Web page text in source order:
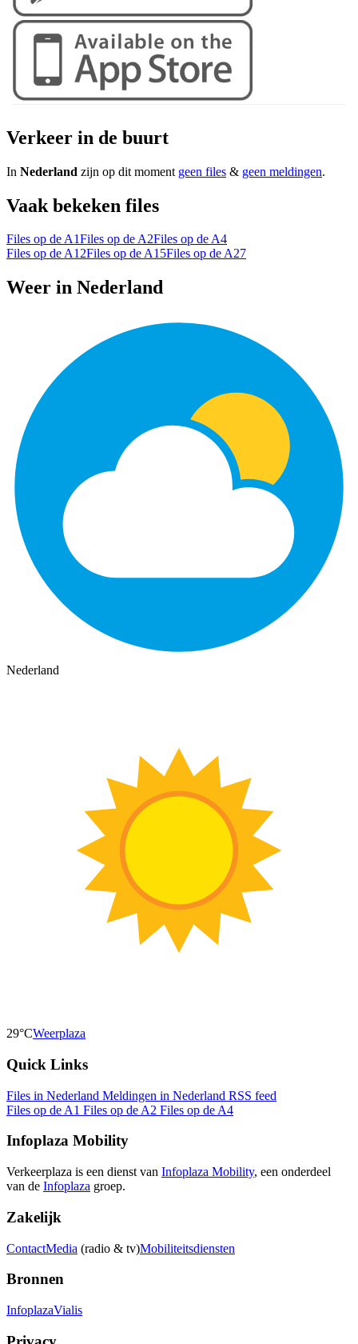
Verkeer in de buurt
In Nederland zijn op dit moment geen files & geen meldingen.
Vaak bekeken files
Files op de A1Files op de A2Files op de A4
Files op de A12Files op de A15Files op de A27
Weer in Nederland
Nederland
29°CWeerplaza
Quick Links
Files in Nederland Meldingen in Nederland RSS feed
Files op de A1 Files op de A2 Files op de A4
Infoplaza Mobility
Verkeerplaza is een dienst van Infoplaza Mobility, een onderdeel
van de Infoplaza groep.
Zakelijk
ContactMedia (radio & tv)Mobiliteitsdiensten
Bronnen
InfoplazaVialis